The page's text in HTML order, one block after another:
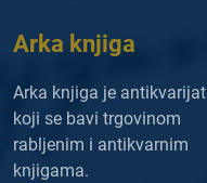
Arka knjiga
Arka knjiga je antikvarijat
koji se bavi trgovinom
rabljenim i antikvarnim
knjigama.